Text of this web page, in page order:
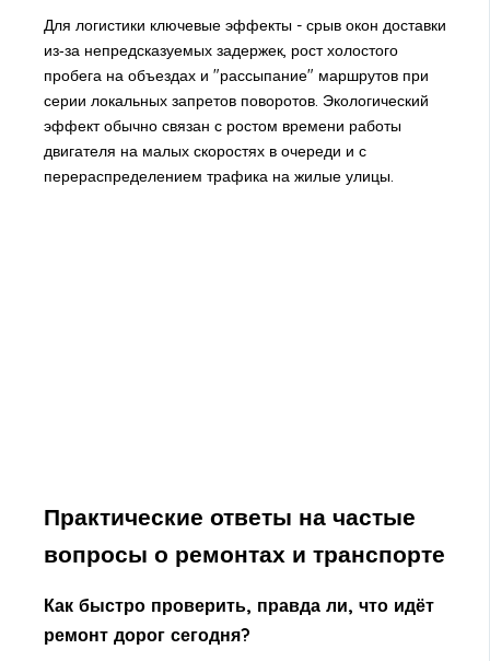
Для логистики ключевые эффекты - срыв окон доставки
из‑за непредсказуемых задержек, рост холостого
пробега на объездах и "рассыпание" маршрутов при
серии локальных запретов поворотов. Экологический
эффект обычно связан с ростом времени работы
двигателя на малых скоростях в очереди и с
перераспределением трафика на жилые улицы.
Практические ответы на частые
вопросы о ремонтах и транспорте
Как быстро проверить, правда ли, что идёт
ремонт дорог сегодня?